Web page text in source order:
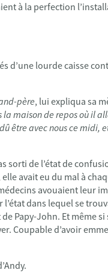
à la perfection
d’une lourde caisse
père, lui expliqua sa
maison de repos où il
être avec nous ce midi,
sorti de l’état de
avait eu du mal à
avouaient leur
dans lequel se
Papy-John. Et même si
Coupable d’avoir